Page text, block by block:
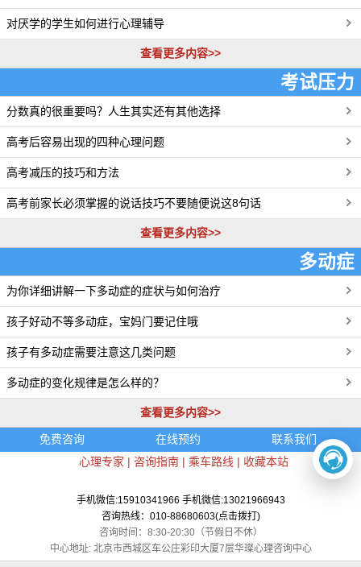
对厌学的学生如何进行心理辅导
查看更多内容>>
考试压力
更多>>
分数真的很重要吗？人生其实还有其他选择
高考后容易出现的四种心理问题
高考减压的技巧和方法
高考前家长必须掌握的说话技巧不要随便说这8句话
查看更多内容>>
多动症
更多>>
为你详细讲解一下多动症的症状与如何治疗
孩子好动不等多动症，宝妈门要记住哦
孩子有多动症需要注意这几类问题
多动症的变化规律是怎么样的？
查看更多内容>>
免费咨询 在线预约
联系我们
心理专家 | 咨询指南 | 乘车路线 | 收藏本站
手机微信:15910341966 手机微信:13021966943
咨询热线：010-88680603(点击拨打)
咨询时间：8:30-20:30（节假日不休）
中心地址: 北京市西城区车公庄彩印大厦7层华璨心理咨询中心